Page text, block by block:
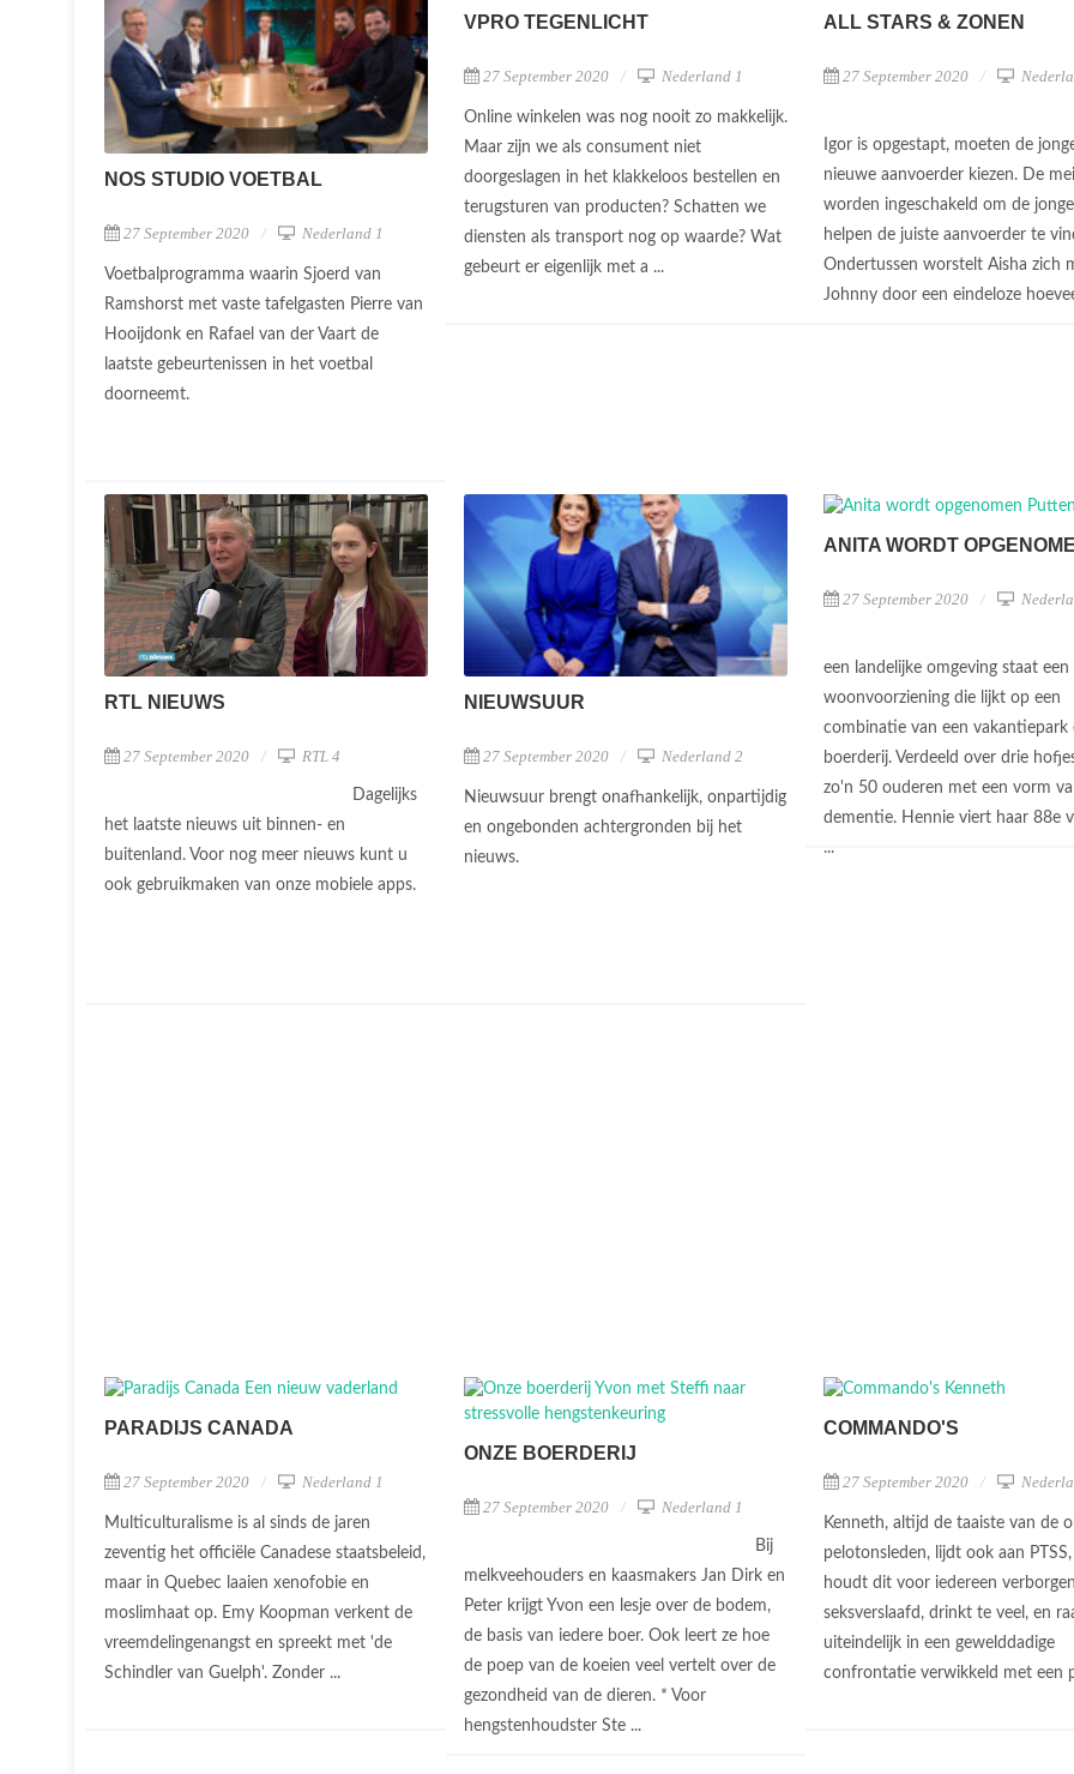
NOS STUDIO VOETBAL
27 September 2020 Nederland 1
Voetbalprogramma waarin Sjoerd van
Ramshorst met vaste tafelgasten Pierre van
Hooijdonk en Rafael van der Vaart de
laatste gebeurtenissen in het voetbal
doorneemt.
VPRO TEGENLICHT
27 September 2020 Nederland 1
Online winkelen was nog nooit zo makkelijk.
Maar zijn we als consument niet
doorgeslagen in het klakkeloos bestellen en
terugsturen van producten? Schatten we
diensten als transport nog op waarde? Wat
gebeurt er eigenlijk met a ...
ALL STARS & ZONEN
27 September 2020
Igor is opgestapt, moeten de
nieuwe aanvoerder kiezen. De
worden ingeschakeld om de
helpen de juiste aanvoerder te
Ondertussen worstelt Aisha zich
Johnny door een eindeloze
RTL NIEUWS
27 September 2020 RTL 4
Dagelijks
het laatste nieuws uit binnen- en
buitenland. Voor nog meer nieuws kunt u
ook gebruikmaken van onze mobiele apps.
NIEUWSUUR
27 September 2020 Nederland 2
Nieuwsuur brengt onafhankelijk, onpartijdig
en ongebonden achtergronden bij het
nieuws.
ANITA WORDT
27 September 2020
een landelijke omgeving staat een
woonvoorziening die lijkt op een
combinatie van een vakantiepark
boerderij. Verdeeld over drie
zo'n 50 ouderen met een vorm
dementie. Hennie viert haar 88e
...
PARADIJS CANADA
27 September 2020 Nederland 1
Multiculturalisme is al sinds de jaren
zeventig het officiële Canadese staatsbeleid,
maar in Quebec laaien xenofobie en
moslimhaat op. Emy Koopman verkent de
vreemdelingenangst en spreekt met 'de
Schindler van Guelph'. Zonder ...
ONZE BOERDERIJ
27 September 2020 Nederland 1
Bij
melkveehouders en kaasmakers Jan Dirk en
Peter krijgt Yvon een lesje over de bodem,
de basis van iedere boer. Ook leert ze hoe
de poep van de koeien veel vertelt over de
gezondheid van de dieren. * Voor
hengstenhoudster Ste ...
COMMANDO'S
27 September 2020
Kenneth, altijd de taaiste van de
pelotonsleden, lijdt ook aan
houdt dit voor iedereen
seksverslaafd, drinkt te veel, en
uiteindelijk in een gewelddadige
confrontatie verwikkeld met een